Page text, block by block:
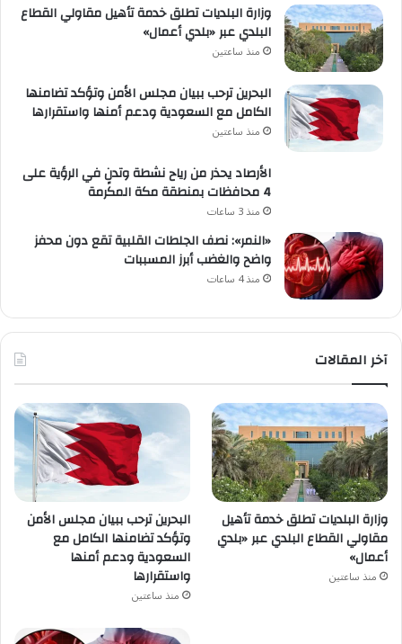
وزارة البلديات تطلق خدمة تأهيل مقاولي القطاع
البلدي عبر «بلدي أعمال»
منذ ساعتين
البحرين ترحب ببيان مجلس الأمن وتؤكد تضامنها
الكامل مع السعودية ودعم أمنها واستقرارها
منذ ساعتين
الأرصاد يحذر من رياح نشطة وتدنٍ في الرؤية على
4 محافظات بمنطقة مكة المكرمة
منذ 3 ساعات
«النمر»: نصف الجلطات القلبية تقع دون محفز
واضح والغضب أبرز المسببات
منذ 4 ساعات
آخر المقالات
وزارة البلديات تطلق خدمة تأهيل
مقاولي القطاع البلدي عبر «بلدي
أعمال»
منذ ساعتين
البحرين ترحب ببيان مجلس الأمن
وتؤكد تضامنها الكامل مع
السعودية ودعم أمنها
واستقرارها
منذ ساعتين